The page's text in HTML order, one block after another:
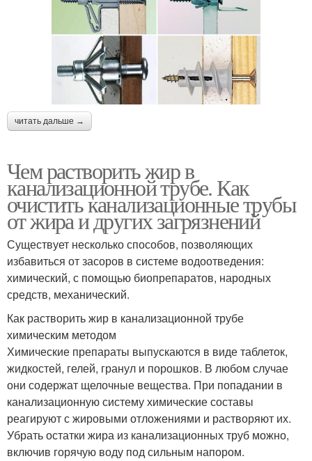
читать дальше →
Чем растворить жир в
канализационной трубе. Как
очистить канализационные трубы
от жира и других загрязнений
Существует несколько способов, позволяющих
избавиться от засоров в системе водоотведения:
химический, с помощью биопрепаратов, народных
средств, механический.
Как растворить жир в канализационной трубе
химическим методом
Химические препараты выпускаются в виде таблеток,
жидкостей, гелей, гранул и порошков. В любом случае
они содержат щелочные вещества. При попадании в
канализационную систему химические составы
реагируют с жировыми отложениями и растворяют их.
Убрать остатки жира из канализационных труб можно,
включив горячую воду под сильным напором.